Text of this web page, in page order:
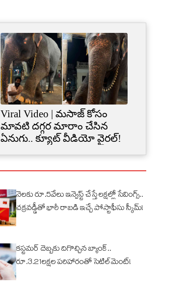
Viral Video | మసాజ్ కోసం
మావటి దగ్గర మారాం చేసిన
ఏనుగు.. క్యూట్ వీడియో వైరల్!
నెలకు రూ.5వేలు ఇన్వెస్ట్ చేస్తే లక్షల్లో సేవింగ్స్..
చక్రవడ్డీతో భారీ రాబడి ఇచ్చే పోస్టాఫీసు స్కీమ్!
కస్టమర్ దెబ్బకు దిగొచ్చిన బ్యాంక్..
రూ.3.21లక్షల పరిహారంతో సెటిల్‌మెంట్!